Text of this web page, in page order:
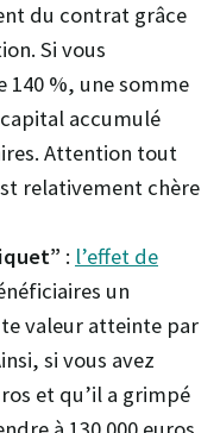
du contrat grâce
Si vous
140 %, une somme
accumulé
Attention tout
relativement chère
: l’effet de
un
valeur atteinte par
si vous avez
et qu’il a grimpé